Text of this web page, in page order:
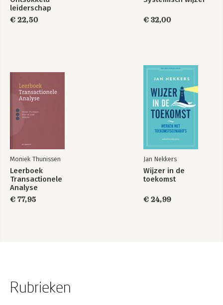
leiderschap
€ 22,50
€ 32,00
Moniek Thunissen
Leerboek
Transactionele
Analyse
€ 77,95
Jan Nekkers
Wijzer in de
toekomst
€ 24,99
Rubrieken